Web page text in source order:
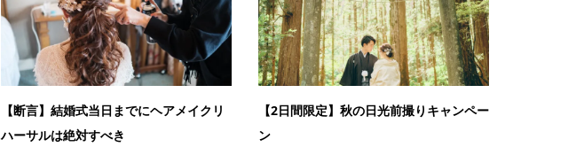
【断言】結婚式当日までにヘアメイクリ
ハーサルは絶対すべき
【2日間限定】秋の日光前撮りキャンペー
ン